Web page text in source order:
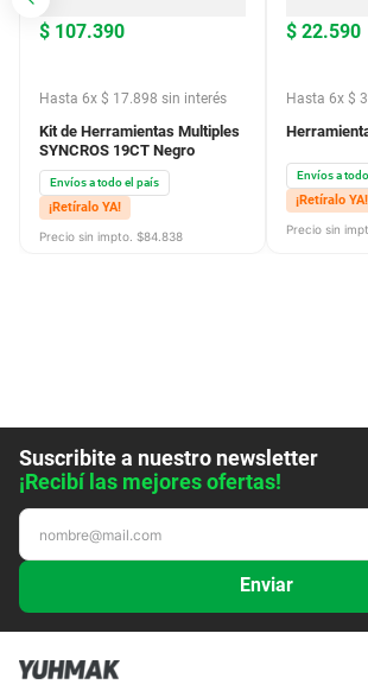
$ 107.390
Hasta 6x $ 17.898 sin interés
Kit de Herramientas Multiples
SYNCROS 19CT Negro
Envíos a todo el país
¡Retíralo YA!
Precio sin impto. $84.838
$ 22.590
Hasta 6x $
Envíos a
¡Retíralo YA!
Precio sin
Suscribite a nuestro newsletter
¡Recibí las mejores ofertas!
Enviar